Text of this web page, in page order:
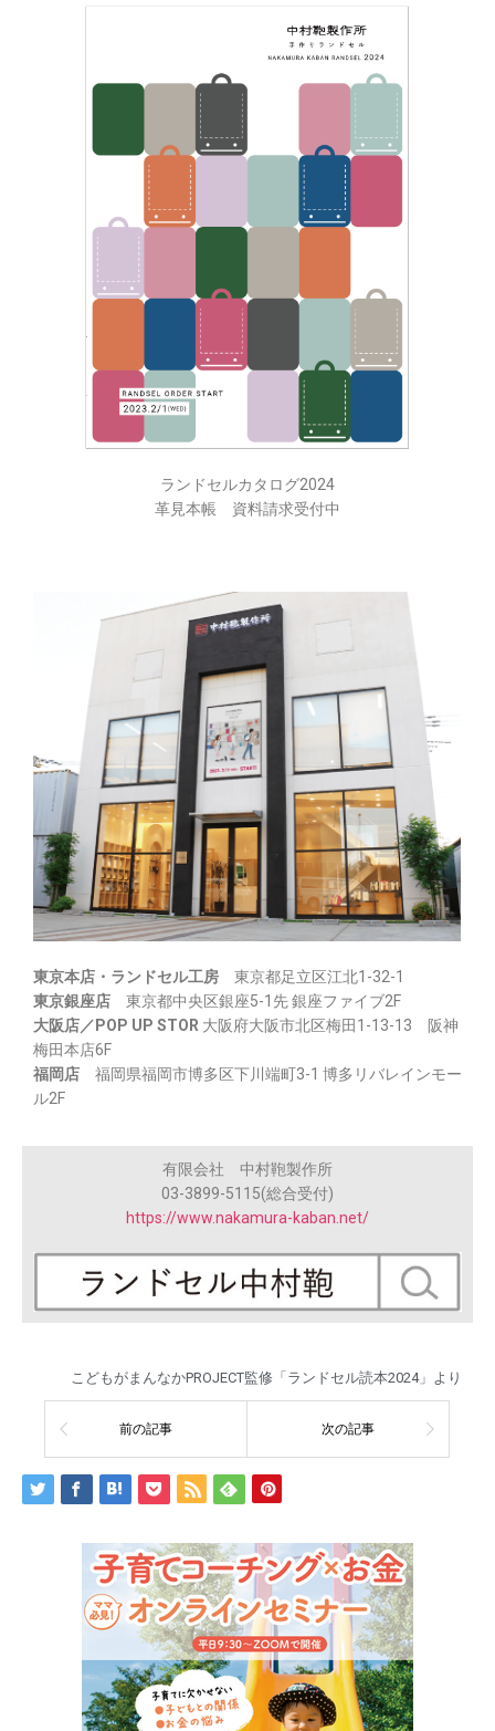
ランドセルカタログ2024
革見本帳 資料請求受付中
東京本店・ランドセル工房 東京都足立区江北1-32-1
東京銀座店 東京都中央区銀座5-1先 銀座ファイブ2F
大阪店／POP UP STOR 大阪府大阪市北区梅田1-13-13 阪神
梅田本店6F
福岡店 福岡県福岡市博多区下川端町3-1 博多リバレインモー
ル2F
有限会社 中村鞄製作所
03-3899-5115(総合受付)
https://www.nakamura-kaban.net/
こどもがまんなかPROJECT監修「ランドセル読本2024」より
前の記事 次の記事